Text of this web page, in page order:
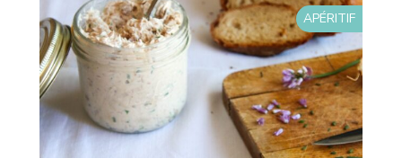
APÉRITIF